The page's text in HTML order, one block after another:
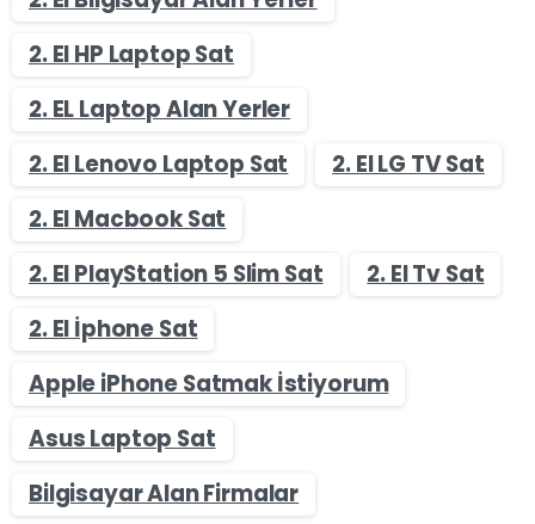
2. El HP Laptop Sat
2. EL Laptop Alan Yerler
2. El Lenovo Laptop Sat
2. El LG TV Sat
2. El Macbook Sat
2. El PlayStation 5 Slim Sat
2. El Tv Sat
2. El İphone Sat
Apple iPhone Satmak İstiyorum
Asus Laptop Sat
Bilgisayar Alan Firmalar